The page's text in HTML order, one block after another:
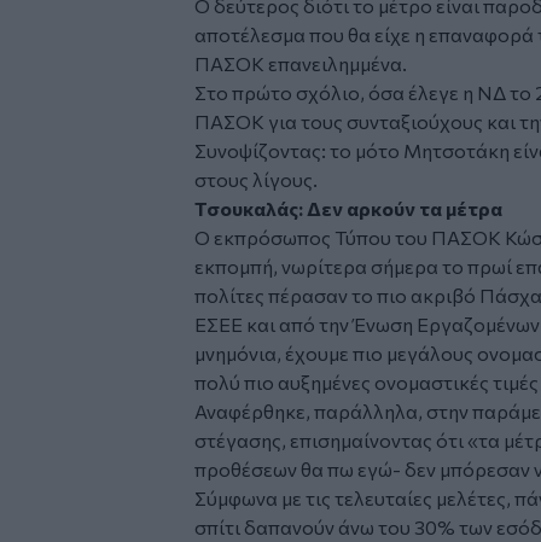
Ο δεύτερος διότι το μέτρο είναι
αποτέλεσμα που θα είχε η επαναφορά
ΠΑΣΟΚ επανειλημμένα.
Στο πρώτο σχόλιο, όσα έλεγε η ΝΔ το
ΠΑΣΟΚ για τους συνταξιούχους και
Συνοψίζοντας: το μότο Μητσοτάκη
στους λίγους.
Τσουκαλάς: Δεν αρκούν τα μέτρα
Ο εκπρόσωπος Τύπου του ΠΑΣΟΚ
εκπομπή, νωρίτερα σήμερα το πρωί
πολίτες πέρασαν το πιο ακριβό
ΕΣΕΕ και από την Ένωση
μνημόνια, έχουμε πιο μεγάλους
πολύ πιο αυξημένες ονομαστικές
Αναφέρθηκε, παράλληλα, στην
στέγασης, επισημαίνοντας ότι «τα
προθέσεων θα πω εγώ- δεν μπόρεσαν
Σύμφωνα με τις τελευταίες μελέτες,
σπίτι δαπανούν άνω του 30% των